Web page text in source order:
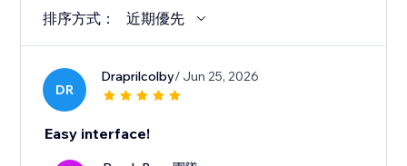
排序方式： 近期優先
DR
Draprilcolby/ Jun 25, 2026
Easy interface!